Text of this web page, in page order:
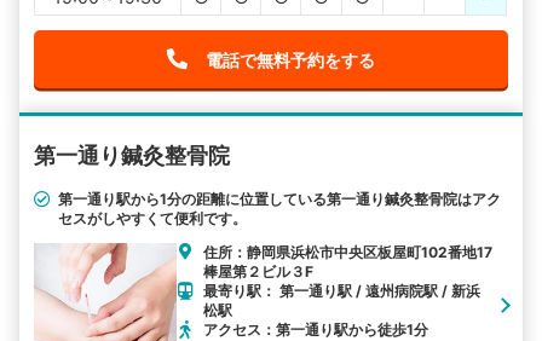
電話で無料予約をする
第一通り鍼灸整骨院
第一通り駅から1分の距離に位置している第一通り鍼灸整骨院はアク
セスがしやすくて便利です。
住所：静岡県浜松市中央区板屋町102番地17
棒屋第２ビル３F
最寄り駅： 第一通り駅 / 遠州病院駅 / 新浜
松駅
アクセス：第一通り駅から徒歩1分